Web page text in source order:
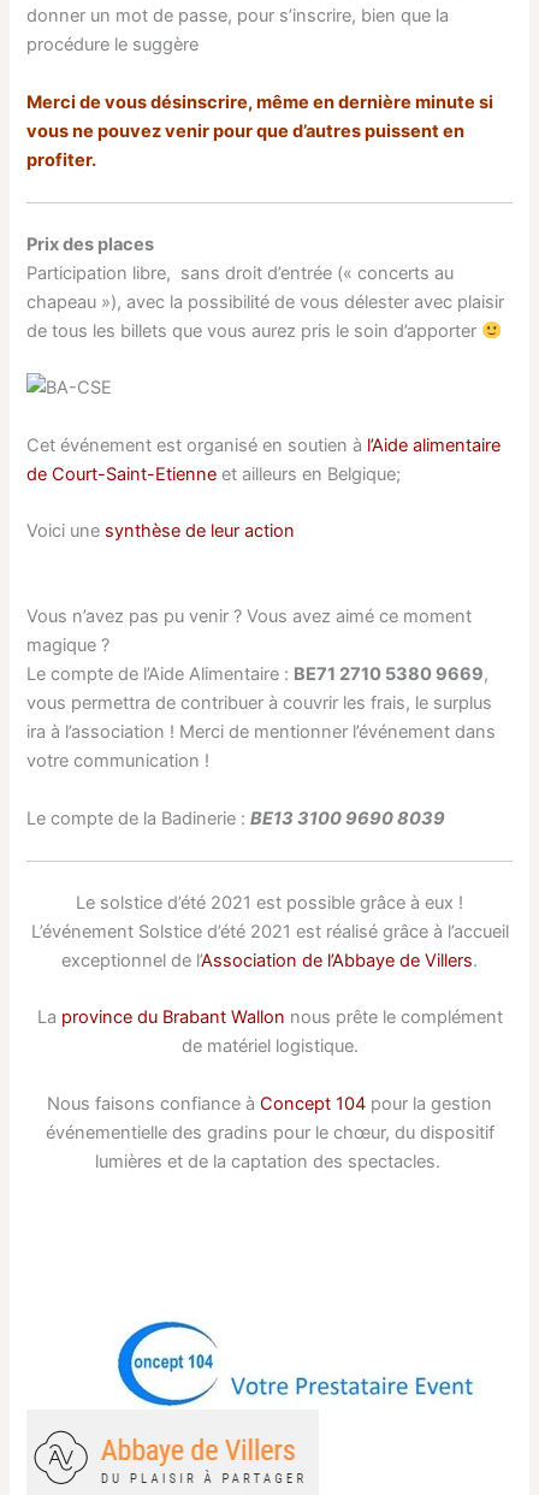
donner un mot de passe, pour s’inscrire, bien que la
procédure le suggère
Merci de vous désinscrire, même en dernière minute si
vous ne pouvez venir pour que d’autres puissent en
profiter.
Prix des places
Participation libre, sans droit d’entrée (« concerts au
chapeau »), avec la possibilité de vous délester avec plaisir
de tous les billets que vous aurez pris le soin d’apporter
Cet événement est organisé en soutien à l’Aide alimentaire
de Court-Saint-Etienne et ailleurs en Belgique;
Voici une synthèse de leur action
Vous n’avez pas pu venir ? Vous avez aimé ce moment
magique ?
Le compte de l’Aide Alimentaire : BE71 2710 5380 9669,
vous permettra de contribuer à couvrir les frais, le surplus
ira à l’association ! Merci de mentionner l’événement dans
votre communication !
Le compte de la Badinerie : BE13 3100 9690 8039
Le solstice d’été 2021 est possible grâce à eux !
L’événement Solstice d’été 2021 est réalisé grâce à l’accueil
exceptionnel de l’Association de l’Abbaye de Villers.
La province du Brabant Wallon nous prête le complément
de matériel logistique.
Nous faisons confiance à Concept 104 pour la gestion
événementielle des gradins pour le chœur, du dispositif
lumières et de la captation des spectacles.